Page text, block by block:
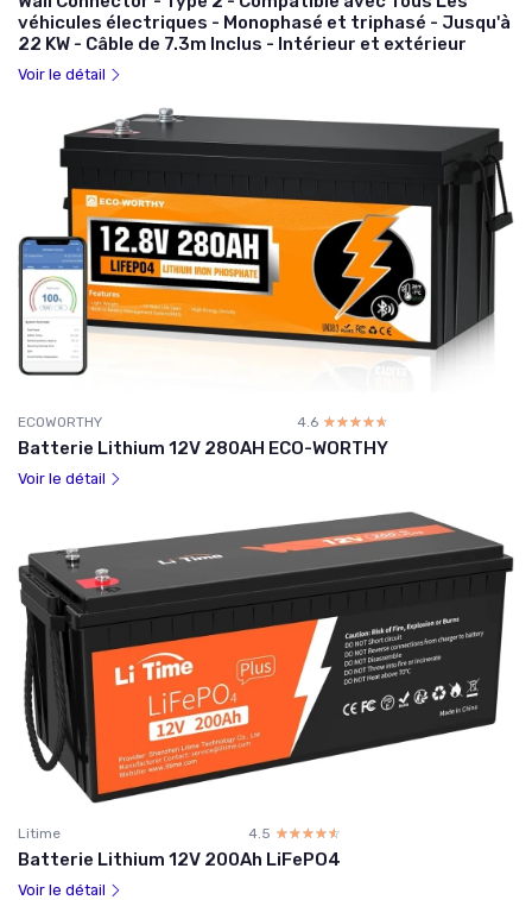
véhicules électriques - Monophasé et triphasé - Jusqu'à
22 KW - Câble de 7.3m Inclus - Intérieur et extérieur
Voir le détail
ECOWORTHY 4.6 ☆☆☆☆☆
★★★★★
Batterie Lithium 12V 280AH ECO-WORTHY
Voir le détail
Litime 4.5 ☆☆☆☆☆
★★★★★
Batterie Lithium 12V 200Ah LiFePO4
Voir le détail